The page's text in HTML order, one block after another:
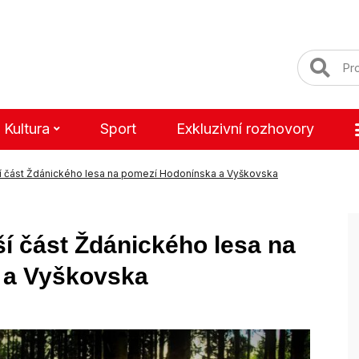
Kultura Sport Exkluzivní rozhovory
část Ždánického lesa na pomezí Hodonínska a Vyškovska
část Ždánického lesa na
Vyškovska